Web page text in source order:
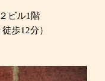
ビル1階
歩12分）